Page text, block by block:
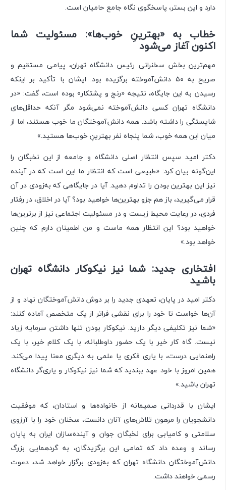
دارد و این بستر، پاسخگوی نگاه جامع حامیان است.
خطاب به «بهترینِ خوب‌ها»: مسئولیت شما
اکنون آغاز می‌شود
مهم‌ترین بخش سخنرانی رئیس دانشگاه تهران، پیامی مستقیم و
صریح به ۵۰ دانش‌آموخته برگزیده بود. ایشان با تأکید بر اینکه
رسیدن به این جایگاه، نتیجه «رنج و پشتکار» بوده است، گفت: «در
دانشگاه تهران کسی دانش‌آموخته نمی‌شود مگر آنکه حداقل‌های
شایستگی را داشته باشد. همه دانش‌آموختگان ما خوب هستند، اما از
میان این همه خوب، شما پنجاه نفر بهترینِ خوب‌ها هستید.»
دکتر امید سپس انتظار اصلی دانشگاه و جامعه از این نخبگان را
این‌گونه بیان کرد: «طبیعی است که انتظار ما این است که در آینده
نیز این بهترین بودن را تداوم دهید. آیا در جایگاهی که به‌زودی در آن
قرار می‌گیرید، باز هم جزو بهترین‌ها خواهید بود؟ آیا در اخلاق، در رفتار
فردی، در رعایت محیط زیست و در مسئولیت اجتماعی نیز از برترین‌ها
خواهید بود؟ این انتظار همه ماست و من اطمینان دارم که چنین
خواهد بود.»
افتخاری جدید: شما نیز نیکوکار دانشگاه تهران
باشید
دکتر امید در پایان، تعهدی جدید را بر دوش دانش‌آموختگان نهاد و از
آن‌ها خواست تا خود را برای نقشی فراتر از یک متخصص آماده کنند:
«شما نیز تکلیفی دیگر دارید. نیکوکار بودن تنها داشتن سرمایه زیاد
نیست. گاه کار خیر با یک حضور داوطلبانه، با یک کلام خیر، با یک
راهنمایی درست، با یاری فکری یا علمی به دیگری معنا پیدا می‌کند.
همین امروز با خود عهد ببندید که شما نیز نیکوکار و یاری‌گر دانشگاه
تهران باشید.»
ایشان با قدردانی صمیمانه از خانواده‌ها و استادان، که موفقیت
دانشجویان را مرهون تلاش‌های آنان دانست، سخنان خود را با آرزوی
سلامتی و کامیابی برای نخبگان جوان و آینده‌سازان ایران به پایان
رساند و وعده داد که تمامی این برگزیدگان، به گردهمایی بزرگ
دانش‌آموختگان دانشگاه تهران که به‌زودی برگزار خواهد شد، دعوت
رسمی خواهند داشت.